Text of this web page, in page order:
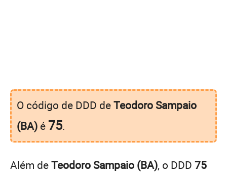
O código de DDD deTeodoro Sampaio
(BA) é 75.
Além deTeodoro Sampaio (BA), o DDD 75